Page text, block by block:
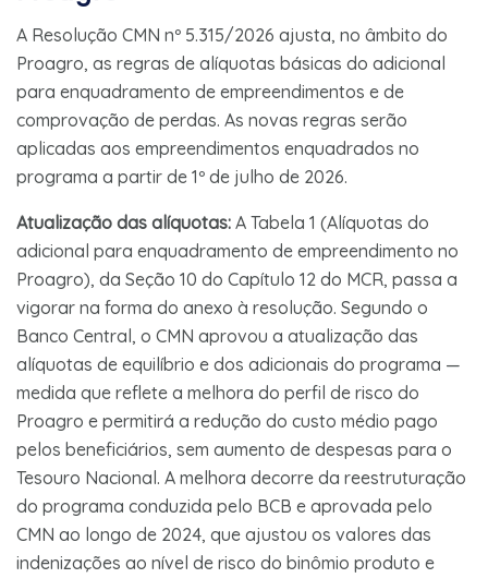
A Resolução CMN nº 5.315/2026 ajusta, no âmbito do
Proagro, as regras de alíquotas básicas do adicional
para enquadramento de empreendimentos e de
comprovação de perdas. As novas regras serão
aplicadas aos empreendimentos enquadrados no
programa a partir de 1º de julho de 2026.
Atualização das alíquotas: A Tabela 1 (Alíquotas do
adicional para enquadramento de empreendimento no
Proagro), da Seção 10 do Capítulo 12 do MCR, passa a
vigorar na forma do anexo à resolução. Segundo o
Banco Central, o CMN aprovou a atualização das
alíquotas de equilíbrio e dos adicionais do programa —
medida que reflete a melhora do perfil de risco do
Proagro e permitirá a redução do custo médio pago
pelos beneficiários, sem aumento de despesas para o
Tesouro Nacional. A melhora decorre da reestruturação
do programa conduzida pelo BCB e aprovada pelo
CMN ao longo de 2024, que ajustou os valores das
indenizações ao nível de risco do binômio produto e